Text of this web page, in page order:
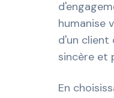
humanise
d'un client
sincère et
En